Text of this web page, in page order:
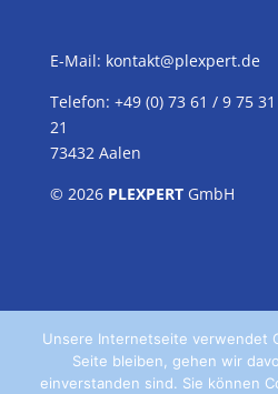
E-Mail: kontakt@plexpert.de
Telefon: +49 (0) 73 61 / 9 75
21
73432 Aalen
© 2026 PLEXPERTGmbH
Unsere Internetseite verwendet
Seite bleiben, gehen wir
einverstanden sind. Sie können